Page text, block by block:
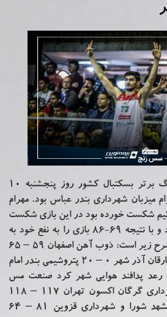
هفته بیست و سوم لیگ برتر بسکتبال کشور روز پنجشنبه 10
میزبان شهرداری بندر عباس بود. مهرام
تیم شکست خورده بود در این بازی شکست
دور رفت را جبران کرد و با نتیجه 69-86 بازی را به نفع خود به
پایان رساند. نتایج به شرح زیر است: ذوب آهن اصفهان ۵۹ – ۶۵
پالایش نفت آبادان توفارقان آذر شهر ۰ – ۲۰ پتروشیمی بندر امام
شیمیدر قم ۹۵ – ۴۶ رعد پدافند هوایی شهر کرد صنعت مس
کرمان ۶۱ – ۸۵ شهرداری گرگان اکسون تهران ۱۱۷ – ۱۱۸
آویژه صنعت پارسا مشهد شورا و شهرداری قزوین ۸۱ – ۶۴